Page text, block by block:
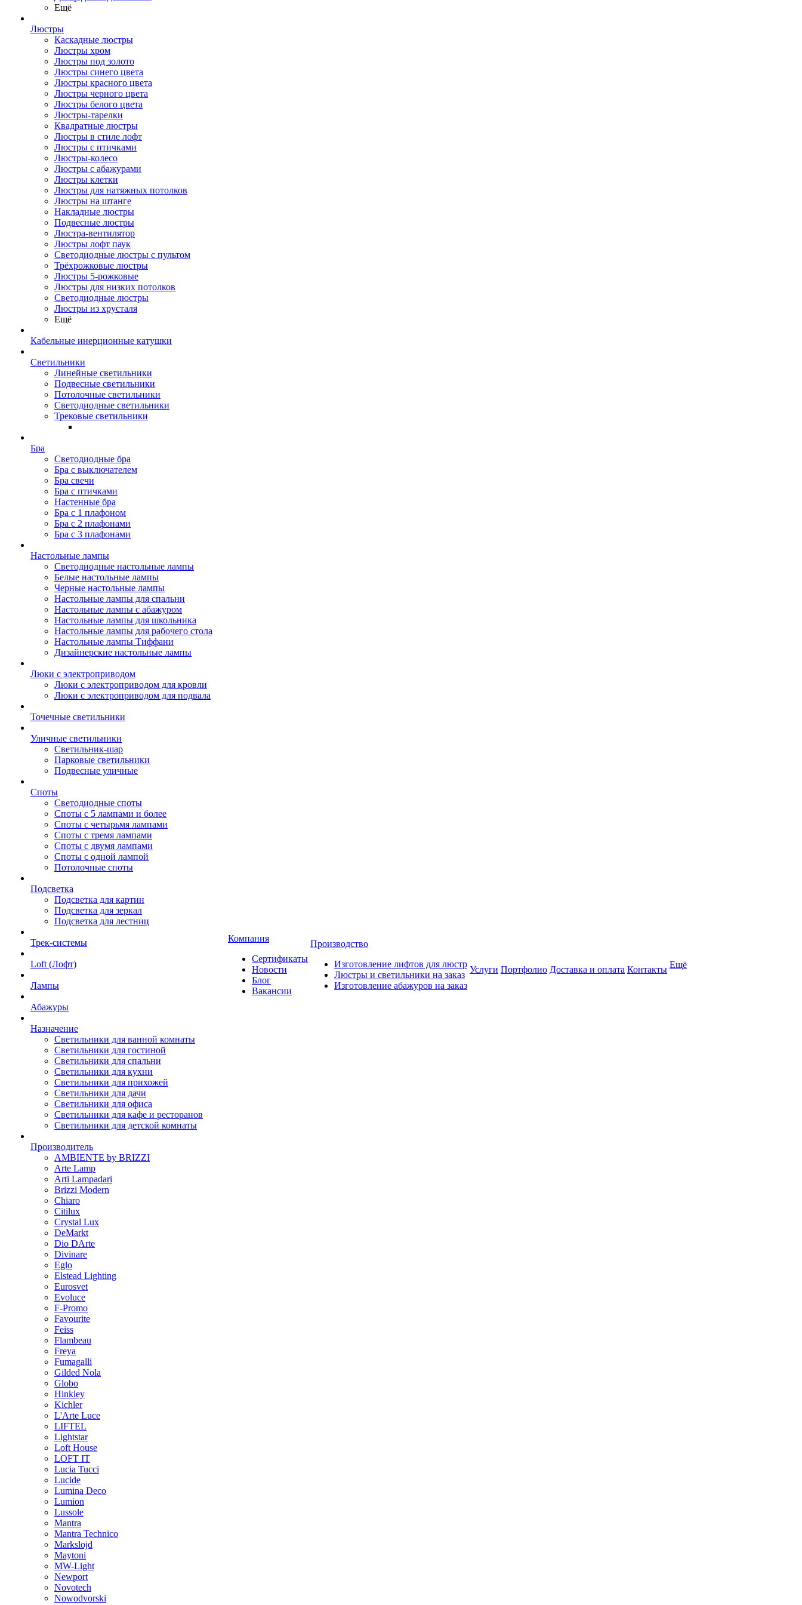
Ещё
Люстры
Каскадные люстры
Люстры хром
Люстры под золото
Люстры синего цвета
Люстры красного цвета
Люстры черного цвета
Люстры белого цвета
Люстры-тарелки
Квадратные люстры
Люстры в стиле лофт
Люстры с птичками
Люстры-колесо
Люстры с абажурами
Люстры клетки
Люстры для натяжных потолков
Люстры на штанге
Накладные люстры
Подвесные люстры
Люстра-вентилятор
Люстры лофт паук
Светодиодные люстры с пультом
Трёхрожковые люстры
Люстры 5-рожковые
Люстры для низких потолков
Cветодиодные люстры
Люстры из хрусталя
Ещё
Кабельные инерционные катушки
Светильники
Линейные светильники
Подвесные светильники
Потолочные светильники
Светодиодные светильники
Трековые светильники
Бра
Светодиодные бра
Бра с выключателем
Бра свечи
Бра с птичками
Настенные бра
Бра с 1 плафоном
Бра с 2 плафонами
Бра с 3 плафонами
Настольные лампы
Светодиодные настольные лампы
Белые настольные лампы
Черные настольные лампы
Настольные лампы для спальни
Настольные лампы с абажуром
Настольные лампы для школьника
Настольные лампы для рабочего стола
Настольные лампы Тиффани
Дизайнерские настольные лампы
Люки с электроприводом
Люки с электроприводом для кровли
Люки с электроприводом для подвала
Точечные светильники
Уличные светильники
Светильник-шар
Парковые светильники
Подвесные уличные
Споты
Светодиодные споты
Споты с 5 лампами и более
Споты с четырьмя лампами
Споты с тремя лампами
Споты с двумя лампами
Споты с одной лампой
Потолочные споты
Подсветка
Подсветка для картин
Подсветка для зеркал
Подсветка для лестниц
Трек-системы
Loft (Лофт)
Лампы
Абажуры
Назначение
Светильники для ванной комнаты
Светильники для гостиной
Светильники для спальни
Светильники для кухни
Светильники для прихожей
Светильники для дачи
Светильники для офиса
Светильники для кафе и ресторанов
Светильники для детской комнаты
Производитель
AMBIENTE by BRIZZI
Arte Lamp
Arti Lampadari
Brizzi Modern
Chiaro
Citilux
Crystal Lux
DeMarkt
Dio DArte
Divinare
Eglo
Elstead Lighting
Eurosvet
Evoluce
F-Promo
Favourite
Feiss
Flambeau
Freya
Fumagalli
Gilded Nola
Globo
Hinkley
Kichler
L'Arte Luce
LIFTEL
Lightstar
Loft House
LOFT IT
Lucia Tucci
Lucide
Lumina Deco
Lumion
Lussole
Mantra
Mantra Technico
Markslojd
Maytoni
MW-Light
Newport
Novotech
Nowodvorski
Компания
Сертификаты
Новости
Блог
Вакансии
Производство
Изготовление лифтов для люстр
Люстры и светильники на заказ
Изготовление абажуров на заказ
Услуги Портфолио Доставка и оплата Контакты Ещё